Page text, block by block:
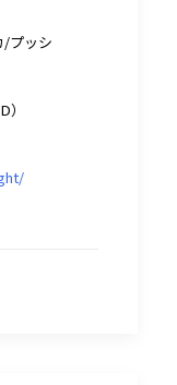
/プッシ